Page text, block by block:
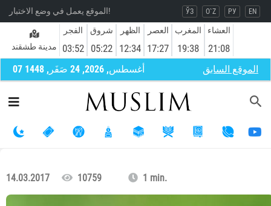
الموقع يعمل في وضع الاختبار! ЎЗ O`Z РУ EN
مدينة طشقند
الفجر
03:52
شروق
05:22
الظهر
12:34
العصر
17:27
المغرب
19:38
العشاء
21:08
07 أغسطس, 2026, 24 صَفَر, 1448 الموقع السابق
14.03.2017 10759 1 min.